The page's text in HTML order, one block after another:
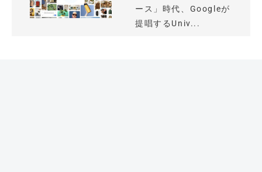
ース」時代、Googleが
提唱するUniv...